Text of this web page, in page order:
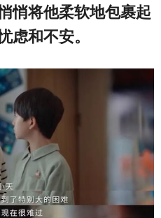
悄将他柔软地包裹起
虑和不安。